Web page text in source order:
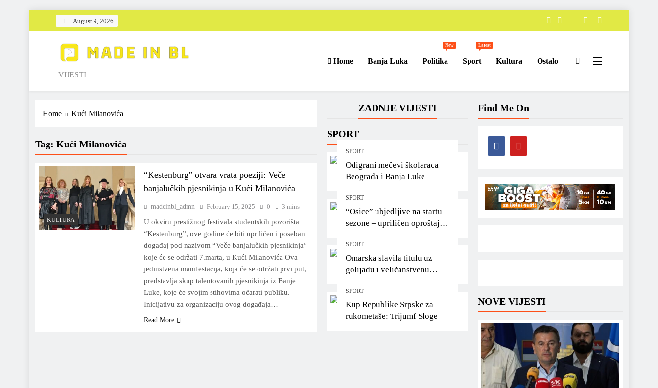
August 9, 2026
Made in BL
VIJESTI
Home Banja Luka Politika
New
Sport
Latest
Kultura Ostalo
ZADNJE VIJESTI
SPORT
SPORT
Odigrani mečevi školaraca
Beograda i Banja Luke
SPORT
“Osice” ubjedljive na startu
sezone – upriličen oproštaj za
SPORT
Omarska slavila titulu uz
golijadu i veličanstvenu
navijačima
SPORT
Kup Republike Srpske za
rukometaše: Trijumf Sloge
Home Kući Milanovića
Tag: Kući Milanovića
KULTURA
“Kestenburg” otvara vrata poeziji: Veče
banjalučkih pjesnikinja u Kući Milanovića
madeinbl_admn February 15, 2025 0 3 mins
U okviru prestižnog festivala studentskih pozorišta
“Kestenburg”, ove godine će biti upriličen i poseban
događaj pod nazivom “Veče banjalučkih pjesnikinja”
koje će se održati 7.marta, u Kući Milanovića Ova
jedinstvena manifestacija, koja će se održati prvi put,
predstavlja skup talentovanih pjesnikinja iz Banje
Luke, koje će svojim stihovima očarati publiku.
Inicijativu za organizaciju ovog događaja…
Read More
Find Me On
NOVE VIJESTI